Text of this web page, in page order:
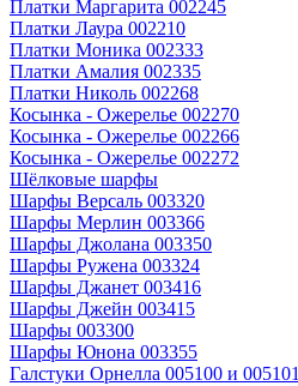
Платки Маргарита 002245
Платки Лаура 002210
Платки Моника 002333
Платки Амалия 002335
Платки Николь 002268
Косынка - Ожерелье 002270
Косынка - Ожерелье 002266
Косынка - Ожерелье 002272
Шёлковые шарфы
Шарфы Версаль 003320
Шарфы Мерлин 003366
Шарфы Джолана 003350
Шарфы Ружена 003324
Шарфы Джанет 003416
Шарфы Джейн 003415
Шарфы 003300
Шарфы Юнона 003355
Галстуки Орнелла 005100 и 005101